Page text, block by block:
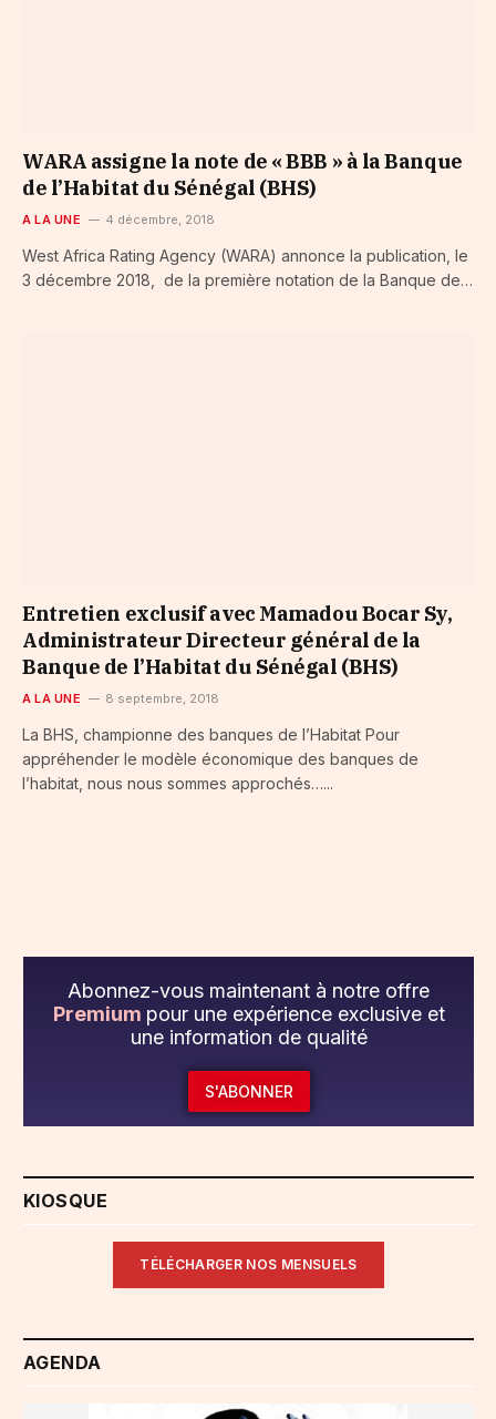
WARA assigne la note de « BBB » à la Banque
de l’Habitat du Sénégal (BHS)
A LA UNE 4 décembre, 2018
West Africa Rating Agency (WARA) annonce la publication, le
3 décembre 2018, de la première notation de la Banque de…
Entretien exclusif avec Mamadou Bocar Sy,
Administrateur Directeur général de la
Banque de l’Habitat du Sénégal (BHS)
A LA UNE 8 septembre, 2018
La BHS, championne des banques de l’Habitat Pour
appréhender le modèle économique des banques de
l’habitat, nous nous sommes approchés…...
Abonnez-vous maintenant à notre offre
Premium pour une expérience exclusive et
une information de qualité
S'ABONNER
KIOSQUE
TÉLÉCHARGER NOS MENSUELS
AGENDA